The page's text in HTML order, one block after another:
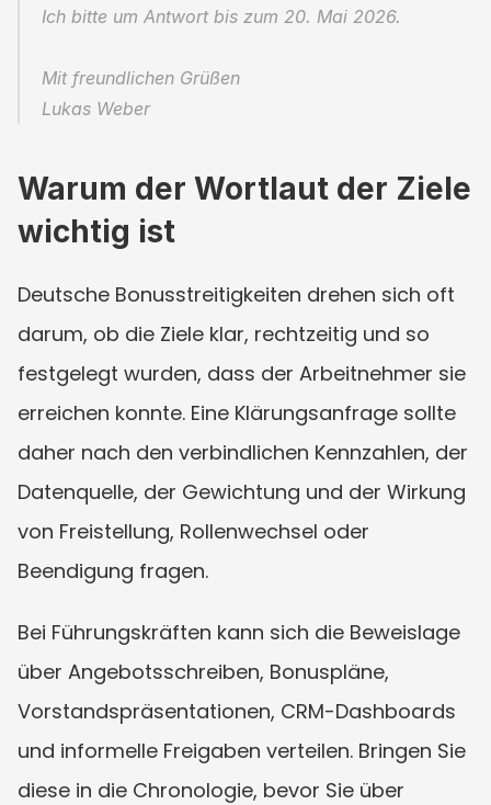
Ich bitte um Antwort bis zum 20. Mai 2026.
Mit freundlichen Grüßen
Lukas Weber
Warum der Wortlaut der Ziele
wichtig ist
Deutsche Bonusstreitigkeiten drehen sich oft
darum, ob die Ziele klar, rechtzeitig und so
festgelegt wurden, dass der Arbeitnehmer sie
erreichen konnte. Eine Klärungsanfrage sollte
daher nach den verbindlichen Kennzahlen, der
Datenquelle, der Gewichtung und der Wirkung
von Freistellung, Rollenwechsel oder
Beendigung fragen.
Bei Führungskräften kann sich die Beweislage
über Angebotsschreiben, Bonuspläne,
Vorstandspräsentationen, CRM-Dashboards
und informelle Freigaben verteilen. Bringen Sie
diese in die Chronologie, bevor Sie über